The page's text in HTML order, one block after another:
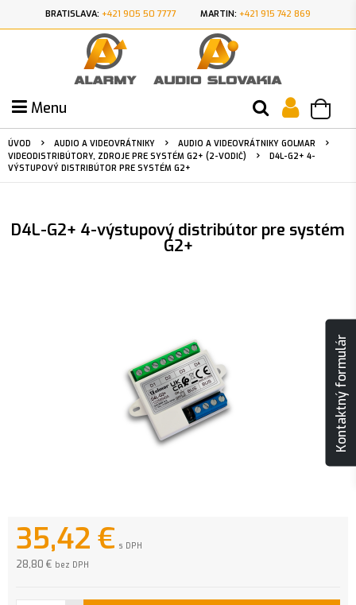
BRATISLAVA: +421 905 50 7777 MARTIN: +421 915 742 869
Menu
ÚVOD AUDIO A VIDEOVRÁTNIKY
AUDIO A VIDEOVRÁTNIKY GOLMAR
VIDEODISTRIBÚTORY, ZDROJE PRE SYSTÉM G2+ (2-VODIČ)
D4L-G2+ 4-
VÝSTUPOVÝ DISTRIBÚTOR PRE SYSTÉM G2+
D4L-G2+ 4-výstupový distribútor pre systém
G2+
35,42 € s DPH
28,80 € bez DPH
Kontaktný formulár